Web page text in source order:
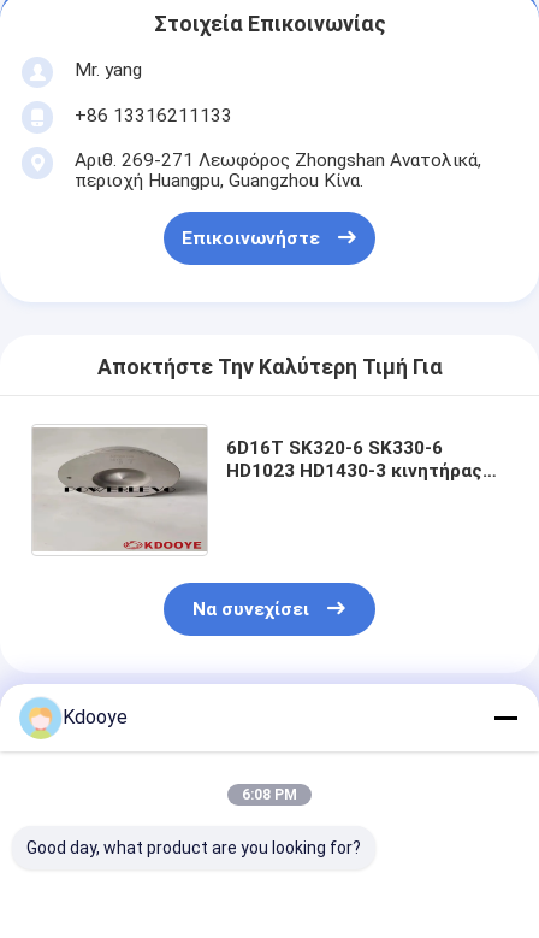
Στοιχεία Επικοινωνίας
Mr. yang
+86 13316211133
Αριθ. 269-271 Λεωφόρος Zhongshan Ανατολικά,
περιοχή Huangpu, Guangzhou Κίνα.
Επικοινωνήστε
Αποκτήστε Την Καλύτερη Τιμή Για
6D16T SK320-6 SK330-6
HD1023 HD1430-3 κινητήρας
Να συνεχίσει
Συνιστώμενα Προϊόντα
Kdooye
6:08 PM
Good day, what product are you looking for?